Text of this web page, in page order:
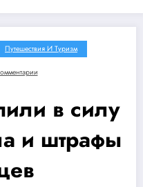
Путешествия И Туризм
в силу
и штрафы